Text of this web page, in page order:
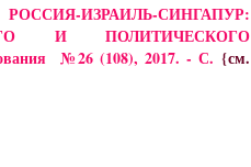
ИЗРАИЛЬ-СИНГАПУР:
И ПОЛИТИЧЕСКОГО
№26 (108), 2017. - С. {см.